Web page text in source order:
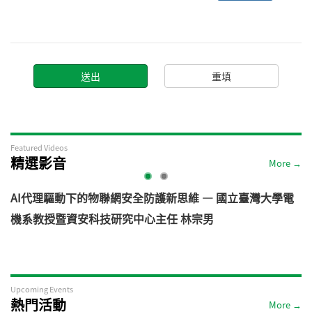
Featured Videos
精選影音 More →
AI代理驅動下的物聯網安全防護新思維 — 國立臺灣大學電
機系教授暨資安科技研究中心主任 林宗男
Upcoming Events
熱門活動 More →